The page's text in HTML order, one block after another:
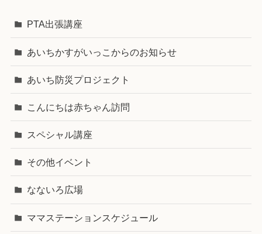
PTA出張講座
あいちかすがいっこからのお知らせ
あいち防災プロジェクト
こんにちは赤ちゃん訪問
スペシャル講座
その他イベント
なないろ広場
ママステーションスケジュール